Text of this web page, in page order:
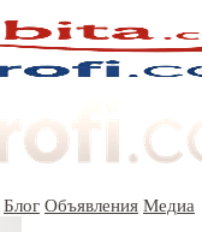
Блог Объявления Медиа